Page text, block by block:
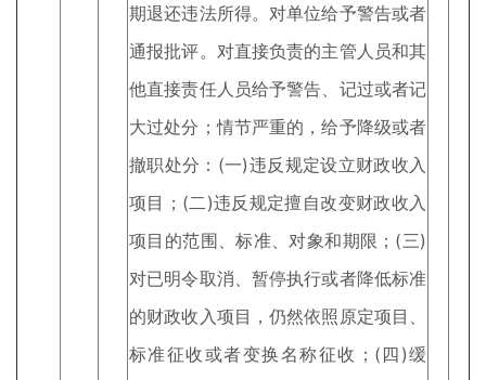
期退还违法所得。对单位给予警告或者
通报批评。对直接负责的主管人员和其
他直接责任人员给予警告、记过或者记
大过处分；情节严重的，给予降级或者
撤职处分：(一)违反规定设立财政收入
项目；(二)违反规定擅自改变财政收入
项目的范围、标准、对象和期限；(三)
对已明令取消、暂停执行或者降低标准
的财政收入项目，仍然依照原定项目、
标准征收或者变换名称征收；(四)缓